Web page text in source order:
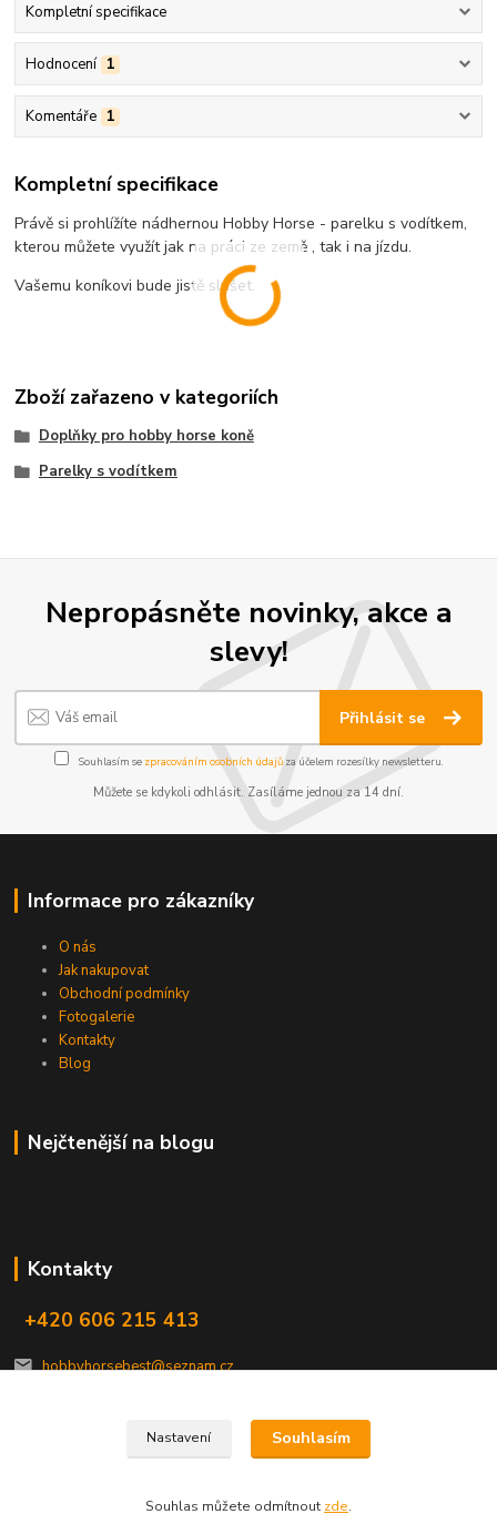
Kompletní specifikace
Hodnocení 1
Komentáře 1
Kompletní specifikace
Právě si prohlížíte nádhernou Hobby Horse - parelku s vodítkem,
kterou můžete využít jak na práci ze země , tak i na jízdu.
Vašemu koníkovi bude jistě slušet.
Zboží zařazeno v kategoriích
Doplňky pro hobby horse koně
Parelky s vodítkem
Nepropásněte novinky, akce a
slevy!
Přihlásit se
Souhlasím se zpracováním osobních údajůza účelem rozesílky newsletteru.
Můžete se kdykoli odhlásit. Zasíláme jednou za 14 dní.
Informace pro zákazníky
O nás
Jak nakupovat
Obchodní podmínky
Fotogalerie
Kontakty
Blog
Nejčtenější na blogu
Kontakty
+420 606 215 413
hobbyhorsebest@seznam.cz
Nastavení Souhlasím
Souhlas můžete odmítnout zde.